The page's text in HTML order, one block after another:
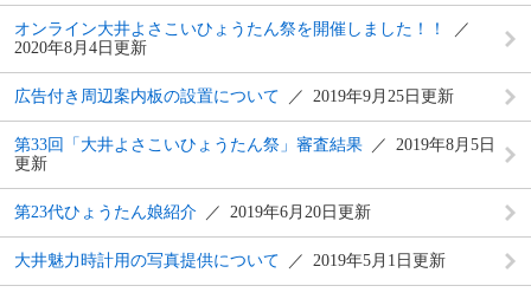
オンライン大井よさこいひょうたん祭を開催しました！！
2020年8月4日更新
広告付き周辺案内板の設置について 2019年9月25日更新
第33回「大井よさこいひょうたん祭」審査結果
2019年8月5日
更新
第23代ひょうたん娘紹介 2019年6月20日更新
大井魅力時計用の写真提供について 2019年5月1日更新